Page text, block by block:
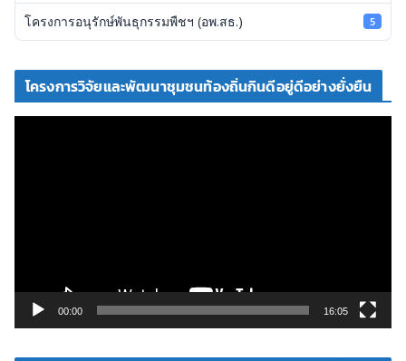
โครงการอนุรักษ์พันธุกรรมพืชฯ (อพ.สธ.) 5
โครงการวิจัยและพัฒนาชุมชนท้องถิ่นกินดีอยู่ดีอย่างยั่งยืน
ดี
00:00 16:05